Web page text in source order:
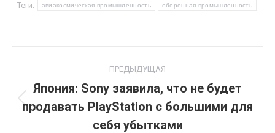
Теги: авиакосмическая промышленность оборонная промышленность
по
записям
ПРЕДЫДУЩАЯ
Предыдущая
запись:
Япония: Sony заявила, что не будет
продавать PlayStation с большими для
себя убытками